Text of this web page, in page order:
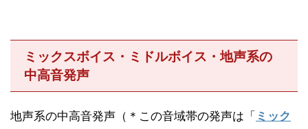
ミックスボイス・ミドルボイス・地声系の
中高音発声
地声系の中高音発声（＊この音域帯の発声は「 ミック